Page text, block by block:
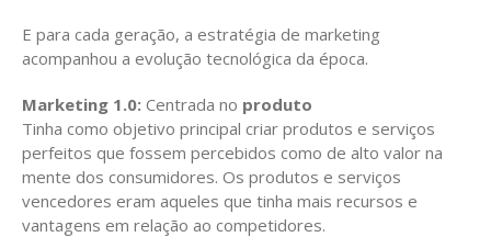
E para cada geração, a estratégia de marketing
acompanhou a evolução tecnológica da época.
Marketing 1.0: Centrada no produto
Tinha como objetivo principal criar produtos e serviços
perfeitos que fossem percebidos como de alto valor na
mente dos consumidores. Os produtos e serviços
vencedores eram aqueles que tinha mais recursos e
vantagens em relação ao competidores.